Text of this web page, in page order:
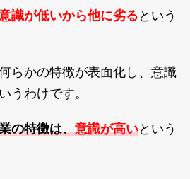
識が低いから他に劣る という
らかの特徴が表面化し、意識
うわけです。
の特徴は、意識が高いという